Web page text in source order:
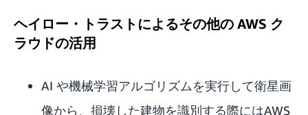
ヘイロー・トラストによるその他の AWS ク
ラウドの活用
AI や機械学習アルゴリズムを実行して衛星画
像から、損壊した建物を識別する際にはAWS